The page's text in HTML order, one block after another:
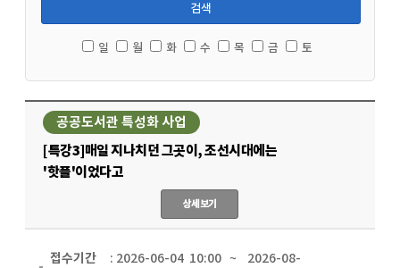
검색
일 월 화 수 목 금 토
공공도서관 특성화 사업
[특강3]매일 지나치던 그곳이, 조선시대에는
'핫플'이었다고
상세보기
접수기간
: 2026-06-04 10:00 ~ 2026-08-